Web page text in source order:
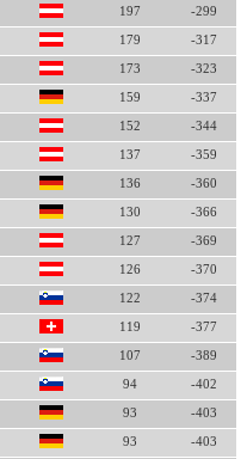
197 -299
179 -317
173 -323
159 -337
152 -344
137 -359
136 -360
130 -366
127 -369
126 -370
122 -374
119 -377
107 -389
94 -402
93 -403
93 -403